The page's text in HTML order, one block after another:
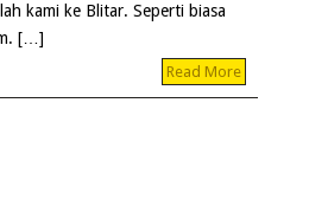
kami ke Blitar. Seperti biasa
[…]
Read More